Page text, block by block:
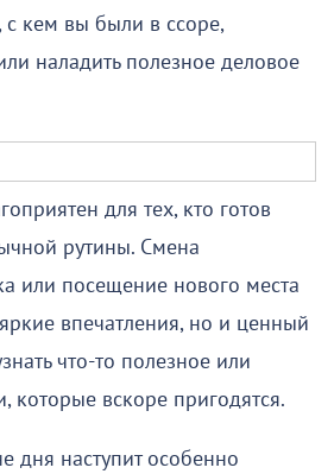
с кем вы были в ссоре,
наладить полезное деловое
для тех, кто готов
рутины. Смена
или посещение нового места
впечатления, но и ценный
что-то полезное или
которые вскоре пригодятся.
дня наступит особенно